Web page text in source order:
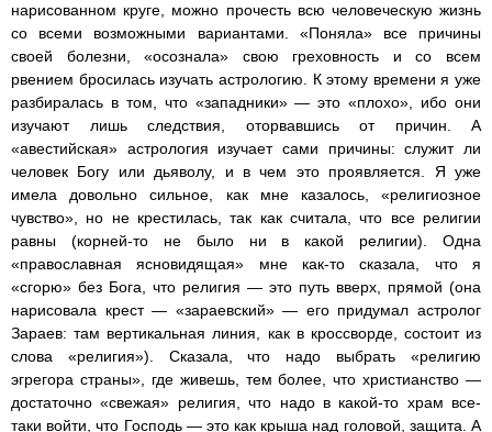
нарисованном круге, можно прочесть всю человеческую жизнь
со всеми возможными вариантами. «Поняла» все причины
своей болезни, «осознала» свою греховность и со всем
рвением бросилась изучать астрологию. К этому времени я уже
разбиралась в том, что «западники» — это «плохо», ибо они
изучают лишь следствия, оторвавшись от причин. А
«авестийская» астрология изучает сами причины: служит ли
человек Богу или дьяволу, и в чем это проявляется. Я уже
имела довольно сильное, как мне казалось, «религиозное
чувство», но не крестилась, так как считала, что все религии
равны (корней-то не было ни в какой религии). Одна
«православная ясновидящая» мне как-то сказала, что я
«сгорю» без Бога, что религия — это путь вверх, прямой (она
нарисовала крест — «зараевский» — его придумал астролог
Зараев: там вертикальная линия, как в кроссворде, состоит из
слова «религия»). Сказала, что надо выбрать «религию
эгрегора страны», где живешь, тем более, что христианство —
достаточно «свежая» религия, что надо в какой-то храм все-
таки войти, что Господь — это как крыша над головой, защита. А